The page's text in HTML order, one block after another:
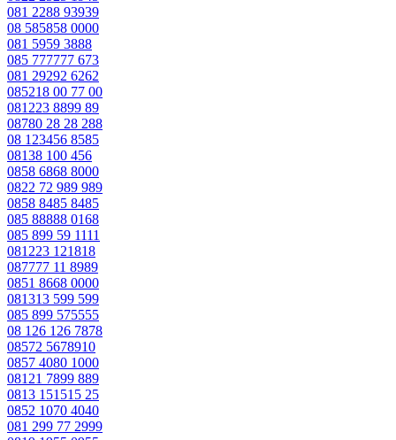
081 2288 93939
08 585858 0000
081 5959 3888
085 777777 673
081 29292 6262
085218 00 77 00
081223 8899 89
08780 28 28 288
08 123456 8585
08138 100 456
0858 6868 8000
0822 72 989 989
0858 8485 8485
085 88888 0168
085 899 59 1111
081223 121818
087777 11 8989
0851 8668 0000
081313 599 599
085 899 575555
08 126 126 7878
08572 5678910
0857 4080 1000
08121 7899 889
0813 151515 25
0852 1070 4040
081 299 77 2999